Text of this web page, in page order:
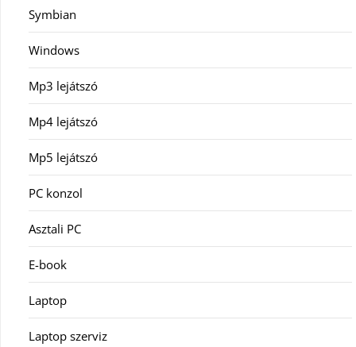
Symbian
Windows
Mp3 lejátszó
Mp4 lejátszó
Mp5 lejátszó
PC konzol
Asztali PC
E-book
Laptop
Laptop szerviz